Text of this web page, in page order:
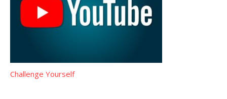
Challenge Yourself